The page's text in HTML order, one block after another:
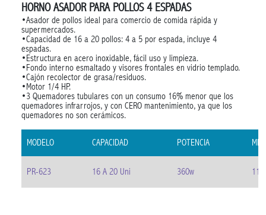
HORNO ASADOR PARA POLLOS 4 ESPADAS
•Asador de pollos ideal para comercio de comida rápida y
supermercados.
•Capacidad de 16 a 20 pollos: 4 a 5 por espada, incluye 4
espadas.
•Estructura en acero inoxidable, fácil uso y limpieza.
•Fondo interno esmaltado y visores frontales en vidrio templado.
•Cajón recolector de grasa/residuos.
•Motor 1/4 HP.
•3 Quemadores tubulares con un consumo 16% menor que los
quemadores infrarrojos, y con CERO mantenimiento, ya que los
quemadores no son cerámicos.
MODELO CAPACIDAD POTENCIA
PR-623 16 A 20 Uni 360w